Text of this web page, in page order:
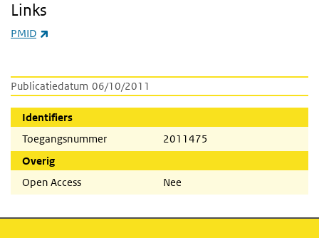
Publicatiedatum 06/10/2011
Identifiers
Toegangsnummer
2011475
Overig
Open Access
Nee
Links
PMID